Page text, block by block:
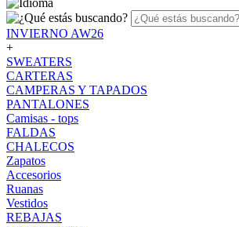
INVIERNO AW26
+
SWEATERS
CARTERAS
CAMPERAS Y TAPADOS
PANTALONES
Camisas - tops
FALDAS
CHALECOS
Zapatos
Accesorios
Ruanas
Vestidos
REBAJAS